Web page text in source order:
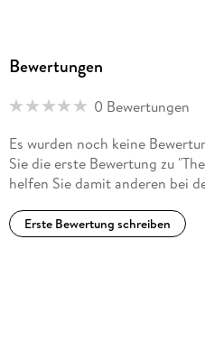
Bewertungen
0 Bewertungen
Es wurden noch keine
Sie die erste Bewertung zu
helfen Sie damit anderen bei
Erste Bewertung schreiben